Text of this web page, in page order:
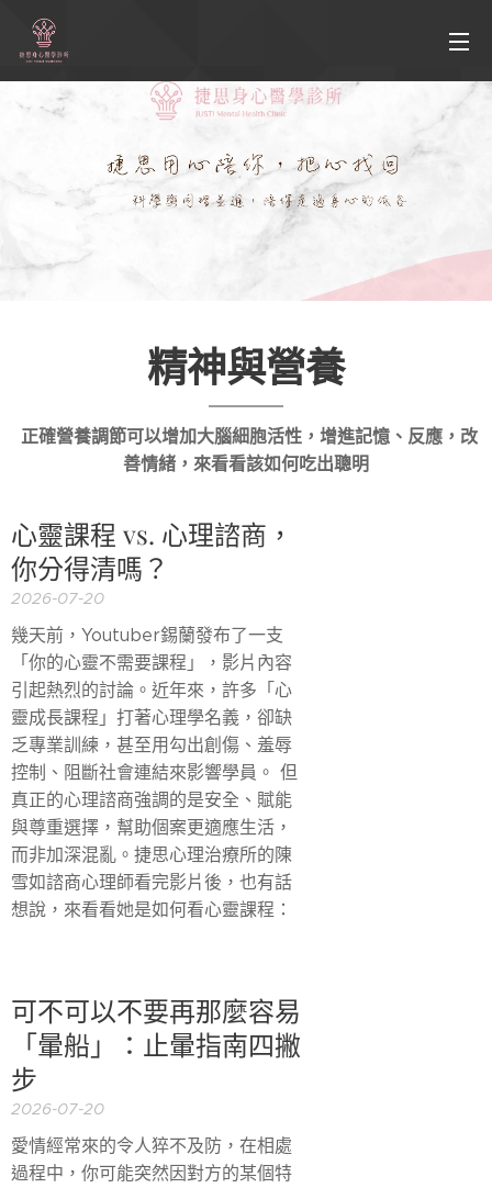
精神與營養
正確營養調節可以增加大腦細胞活性，增進記憶、反應，改
善情緒，來看看該如何吃出聰明
心靈課程 vs. 心理諮商，
你分得清嗎？
2026-07-20
幾天前，Youtuber錫蘭發布了一支
「你的心靈不需要課程」，影片內容
引起熱烈的討論。近年來，許多「心
靈成長課程」打著心理學名義，卻缺
乏專業訓練，甚至用勾出創傷、羞辱
控制、阻斷社會連結來影響學員。 但
真正的心理諮商強調的是安全、賦能
與尊重選擇，幫助個案更適應生活，
而非加深混亂。捷思心理治療所的陳
雪如諮商心理師看完影片後，也有話
想說，來看看她是如何看心靈課程：
可不可以不要再那麼容易
「暈船」：止暈指南四撇
步
2026-07-20
愛情經常來的令人猝不及防，在相處
過程中，你可能突然因對方的某個特